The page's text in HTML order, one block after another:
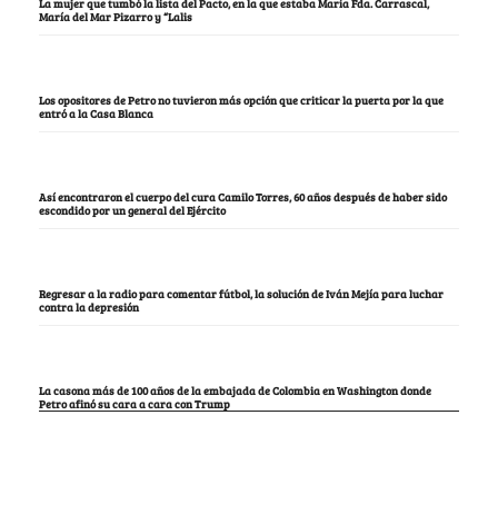
María del Mar Pizarro y “Lalis
Los opositores de Petro no tuvieron más opción que criticar la puerta por la que
entró a la Casa Blanca
Así encontraron el cuerpo del cura Camilo Torres, 60 años después de haber sido
escondido por un general del Ejército
Regresar a la radio para comentar fútbol, la solución de Iván Mejía para luchar
contra la depresión
La casona más de 100 años de la embajada de Colombia en Washington donde
Petro afinó su cara a cara con Trump